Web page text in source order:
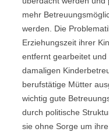
mehr
werden. Die
Erziehungszeit ihrer
entfernt gearbeitet
damaligen
berufstätige Mütter
wichtig gute
durch politische
sie ohne Sorge um